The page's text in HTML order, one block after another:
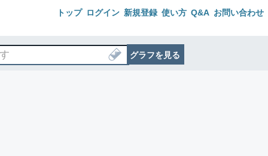
トップ ログイン 新規登録 使い方 Q&A お問い合わせ
グラフを見る